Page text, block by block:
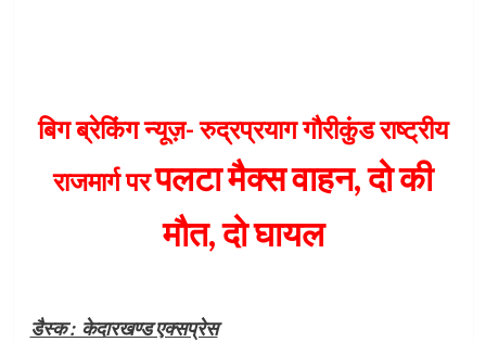
बिग ब्रेकिंग न्यूज़- रुद्रप्रयाग गौरीकुंड राष्ट्रीय
राजमार्ग परपलटा मैक्स वाहन, दो की
मौत, दो घायल
डैस्क : केदारखण्ड एक्सप्रेस